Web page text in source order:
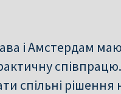
і Амстердам
спільні рішення